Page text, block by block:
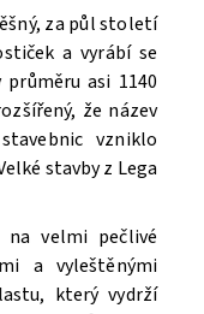
za půl století
a vyrábí se
asi 1140
že název
vzniklo
elké stavby z Lega
na velmi pečlivé
a vyleštěnými
který vydrží